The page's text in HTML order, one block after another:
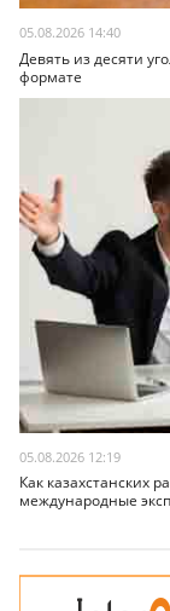
05.08.2026 14:40
Девять из десяти
формате
05.08.2026 12:19
Как казахстанских
международные